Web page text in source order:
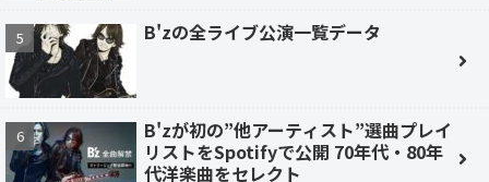
B'zの全ライブ公演一覧データ
B'zが初の”他アーティスト”選曲プレイ
リストをSpotifyで公開 70年代・80年
代洋楽曲をセレクト